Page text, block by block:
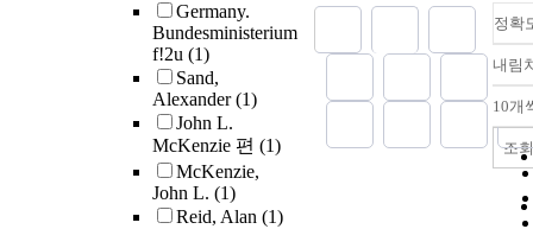
Germany.
Bundesministerium
f!2u (1)
Sand,
Alexander(1)
John L.
McKenzie 편 (1)
McKenzie,
John L. (1)
Reid, Alan (1)
정확
내림
10개
조회